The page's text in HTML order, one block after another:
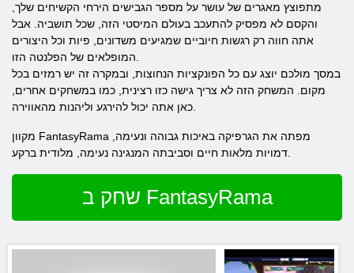
מתפוצץ מאגרים של עושר על מספר הגבישים הירחי הקשיחים שלך,
והקסם לא מפסיק להתעכב בעולם המיסטי הזה, שכל תושביה. אבל
אתה חווה רק רגשות חיוביים שמגיעים משדונים, פיות וכל היצורים
במסך מולכם יוצג עם כל הפונקציות הנחוצות, ובמקרה זה יש רמזים בכל
מקום. המשחק הזה לא צריך גישה כזו רצינית, כמו במשחקים אחרים,
מקוון FantasyRama מפתה את הגרפיקה באיכות גבוהה ונעימה,
שחק ב FantasyRama